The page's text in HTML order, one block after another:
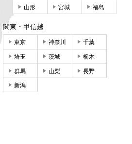
山形 宮城 福島
関東・甲信越
東京 神奈川 千葉
埼玉 茨城 栃木
群馬 山梨 長野
新潟